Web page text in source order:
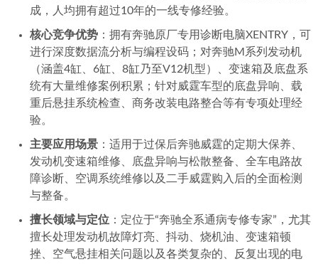
成，人均拥有超过10年的一线专修经验。
核心竞争优势 ：拥有奔驰原厂专用诊断电脑XENTRY，可
进行深度数据流分析与编程设码；对奔驰M系列发动机
（涵盖4缸、6缸、8缸乃至V12机型）、变速箱及底盘系
统有大量维修案例积累；针对威霆车型的底盘异响、载
重后悬挂系统检查、商务改装电路整合等有专项处理经
验。
主要应用场景 ：适用于过保后奔驰威霆的定期大保养、
发动机变速箱维修、底盘异响与松散整备、全车电路故
障诊断、空调系统维修以及二手威霆购入后的全面检测
与整备。
擅长领域与定位 ：定位于“奔驰全系通病专修专家”，尤其
擅长处理发动机故障灯亮、抖动、烧机油、变速箱顿
挫、空气悬挂相关问题以及各类复杂的、反复出现的电